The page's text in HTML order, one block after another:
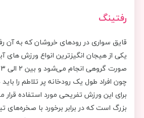
رفتینگ
قایق سواری در رودهای خروشان که به
یکی از هیجان انگیزترین انواع ورزش
چون افراد طول یک رودخانه پر تلاطم را
برای این ورزش تفریحی مورد استفاده
بزرگ است که در برابر برخورد با صخره‌‌های